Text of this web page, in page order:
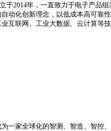
于2014年，一直致力于电子产品
动化创新理念，以低成本高可靠
互联网、工业大数据、云计算等
家全球化的智测、智造、智控、